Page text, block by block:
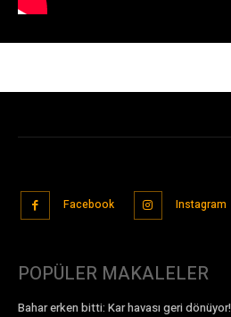
Facebook Instagram
POPÜLER MAKALELER
Bahar erken bitti: Kar havası geri dönüyor!